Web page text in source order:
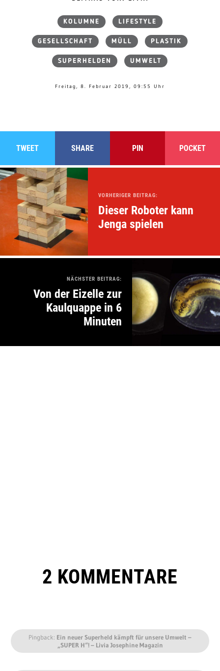
KOLUMNE LIFESTYLE
GESELLSCHAFT MÜLL PLASTIK
SUPERHELDEN UMWELT
Freitag, 8. Februar 2019, 09:55 Uhr
TWEET SHARE PIN POCKET
VORHERIGER BEITRAG:
Dieser Roboter kann
Jenga spielen
NÄCHSTER BEITRAG:
Von der Eizelle zur
Kaulquappe in 6
Minuten
2 KOMMENTARE
Pingback: Ein neuer Superheld kämpft für unsere Umwelt –
„SUPER H“! – Livia Josephine Magazin